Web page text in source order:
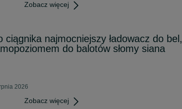
Zobacz więcej
ciągnika najmocniejszy ładowacz do bel,
do balotów słomy siana
2026
Zobacz więcej